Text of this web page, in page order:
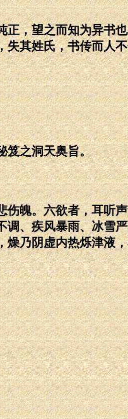
望之而知为异书也
其姓氏，书传而人
之洞天奥旨。
。六欲者，耳听声
、疾风暴雨、冰雪
乃阴虚内热烁津液